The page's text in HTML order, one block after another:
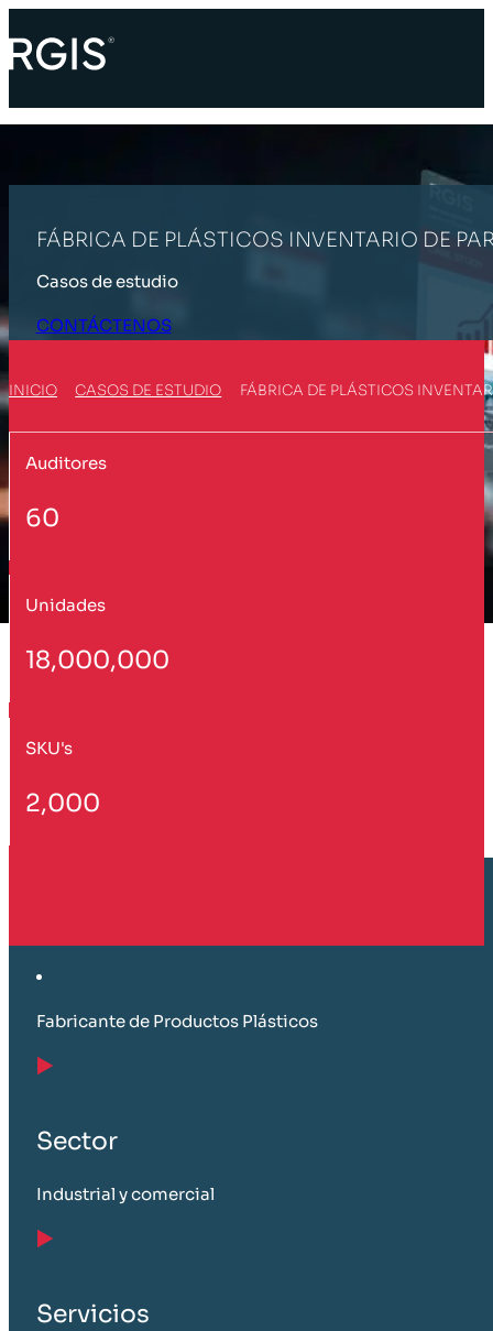
FÁBRICA DE PLÁSTICOS INVENTARIO DE
Casos de estudio
CONTÁCTENOS
INICIO CASOS DE ESTUDIO FÁBRICA DE PLÁSTICOS
Auditores
60
Unidades
18,000,000
SKU's
2,000
Fabricante de Productos Plásticos
Sector
Industrial y comercial
Servicios